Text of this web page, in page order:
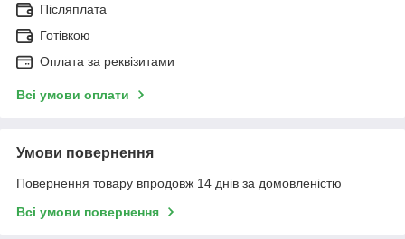
Післяплата
Готівкою
Оплата за реквізитами
Всі умови оплати
Умови повернення
Повернення товару впродовж 14 днів за домовленістю
Всі умови повернення